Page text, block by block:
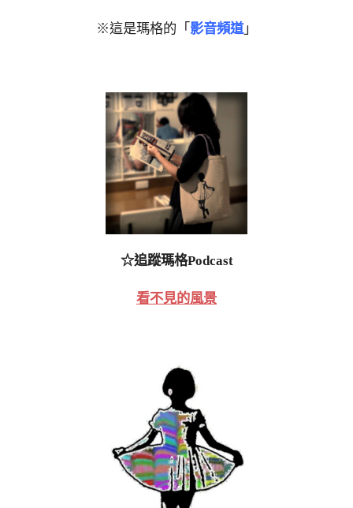
※這是瑪格的「 影音頻道」
☆追蹤瑪格Podcast
看不見的風景